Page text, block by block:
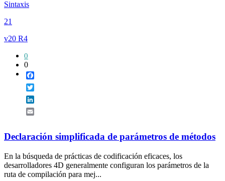
Sintaxis
21
v20 R4
0
0
Declaración simplificada de parámetros de métodos
En la búsqueda de prácticas de codificación eficaces, los
desarrolladores 4D generalmente configuran los parámetros de la
ruta de compilación para mej...